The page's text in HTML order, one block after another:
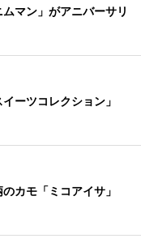
マン」がアニバーサリ
イーツコレクション」
のカモ「ミコアイサ」